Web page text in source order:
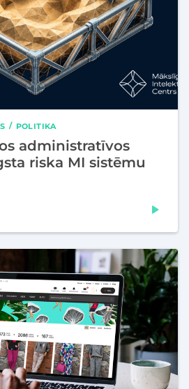
POLITIKA
administratīvos
riska MI sistēmu